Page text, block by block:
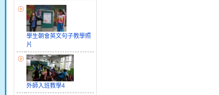
學生朝會英文句子教學照
片
外師入班教學4